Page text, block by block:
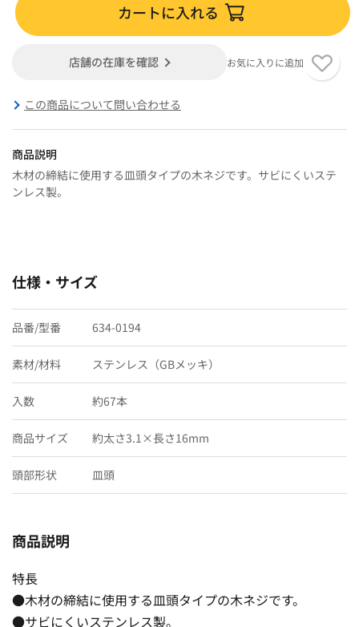
カートに入れる
店舗の在庫を確認 お気に入りに追加
この商品について問い合わせる
商品説明
木材の締結に使用する皿頭タイプの木ネジです。サビにくいステ
ンレス製。
仕様・サイズ
品番/型番 634-0194
素材/材料 ステンレス（GBメッキ）
入数 約67本
商品サイズ 約太さ3.1×長さ16mm
頭部形状 皿頭
商品説明
特長
●木材の締結に使用する皿頭タイプの木ネジです。
●サビにくいステンレス製。